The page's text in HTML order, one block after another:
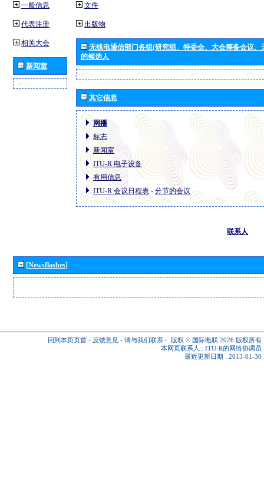
一般信息
代表注册
相关大会
新闻室
文件
出版物
无线电通信部门各组(研究组、特委会、大会筹备会议
的候选人
其它信息
网播
标志
新闻室
ITU-R 电子设备
有用信息
ITU-R 会议日程表 - 分节的会议
联系人
[Newsflashes]
回到本页页首 - 反馈意见 - 请与我们联系 - 版权 © 国际电联 2026 版权所有
本网页联系人 : ITU-R的网络协调员
最近更新日期 : 2013-01-30